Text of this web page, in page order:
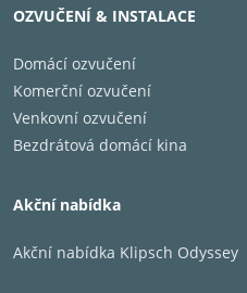
OZVUČENÍ & INSTALACE
Domácí ozvučení
Komerční ozvučení
Venkovní ozvučení
Bezdrátová domácí kina
Akční nabídka
Akční nabídka Klipsch Odyssey